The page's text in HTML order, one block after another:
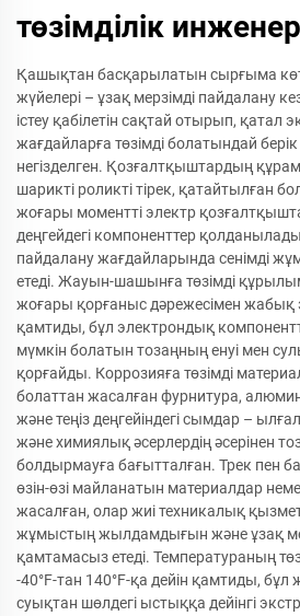
төзімділік
Қашықтан басқарылатын сырғыма
жүйелері – ұзақ мерзімді пайдалану
істеу қабілетін сақтай отырып, қатал
жағдайларға төзімді болатындай
негізделген. Қозғалтқыштардың
шарикті роликті тірек, қатайтылған
жоғары моментті электр
деңгейдегі компоненттер
пайдалану жағдайларында сенімді
етеді. Жауын-шашынға төзімді
жоғары қорғаныс дәрежесімен жабық
қамтиды, бұл электрондық
мүмкін болатын тозаңның енуі мен
қорғайды. Коррозияға төзімді
болаттан жасалған фурнитура,
және теңіз деңгейіндегі сымдар –
және химиялық әсерлердің әсерінен
болдырмауға бағытталған. Трек пен
өзін-өзі майланатын материалдар
жасалған, олар жиі техникалық
жұмыстың жылдамдығын және ұзақ
қамтамасыз етеді. Температураның
-40°F-тан 140°F-қа дейін қамтиды, бұл
суықтан шөлдегі ыстыққа дейінгі